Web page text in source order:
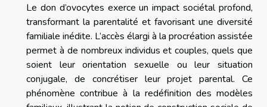
Le don d’ovocytes exerce un impact sociétal profond,
transformant la parentalité et favorisant une diversité
familiale inédite. L’accès élargi à la procréation assistée
permet à de nombreux individus et couples, quels que
soient leur orientation sexuelle ou leur situation
conjugale, de concrétiser leur projet parental. Ce
phénomène contribue à la redéfinition des modèles